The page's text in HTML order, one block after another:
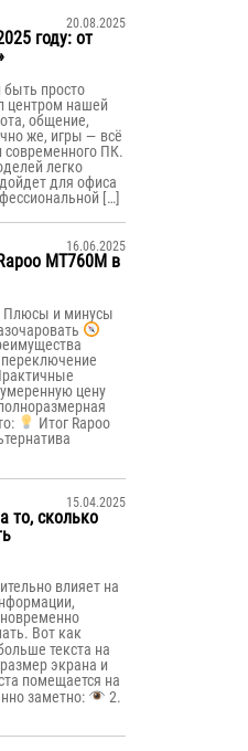
20.08.2025
году: от
быть просто
центром нашей
общение,
же, игры — всё
современного ПК.
легко
для офиса
[…]
16.06.2025
MT760M в
Плюсы и минусы
цену
Итог Rapoo
15.04.2025
то, сколько
влияет на
Вот как
текста на
экрана и
помещается на
заметно:
2.